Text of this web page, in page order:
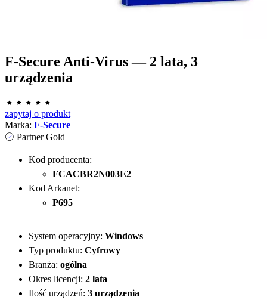
F-Secure Anti-Virus — 2 lata, 3
urządzenia
zapytaj o produkt
Marka: F-Secure
Partner Gold
Kod producenta:
FCACBR2N003E2
Kod Arkanet:
P695
System operacyjny: Windows
Typ produktu: Cyfrowy
Branża: ogólna
Okres licencji: 2 lata
Ilość urządzeń: 3 urządzenia